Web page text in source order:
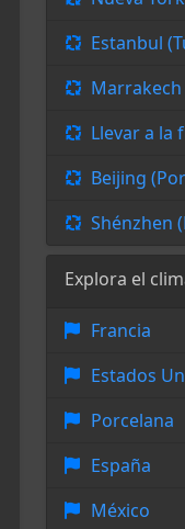
Estanbul
Llevar a la
Beijing
Shénzhen
Explora el
Francia
Estados
Porcelana
España
México